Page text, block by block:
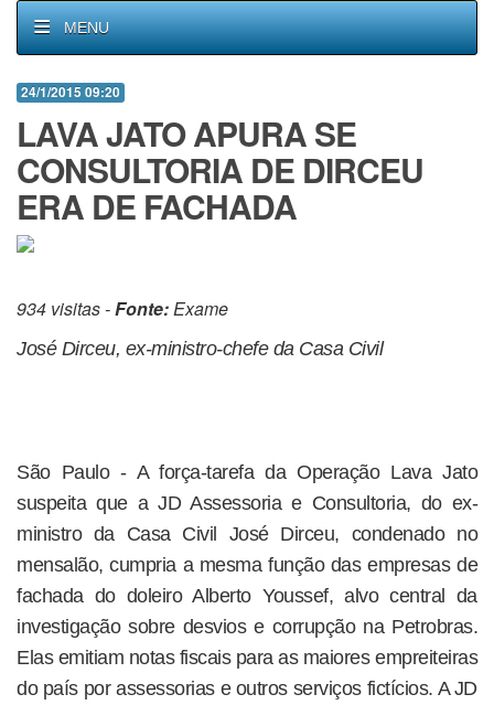
MENU
24/1/2015 09:20
LAVA JATO APURA SE
CONSULTORIA DE DIRCEU
ERA DE FACHADA
934 visitas -Fonte:Exame
José Dirceu, ex-ministro-chefe da Casa Civil
São Paulo - A força-tarefa da Operação Lava Jato
suspeita que a JD Assessoria e Consultoria, do ex-
ministro da Casa Civil José Dirceu, condenado no
mensalão, cumpria a mesma função das empresas de
fachada do doleiro Alberto Youssef, alvo central da
investigação sobre desvios e corrupção na Petrobras.
Elas emitiam notas fiscais para as maiores empreiteiras
do país por assessorias e outros serviços fictícios. A JD